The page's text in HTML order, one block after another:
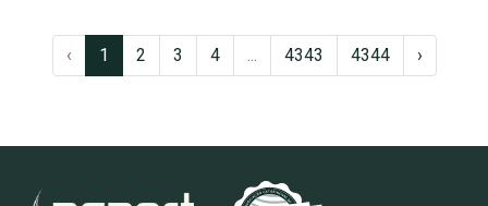
‹ 1 2 3 4 ... 4343 4344 ›